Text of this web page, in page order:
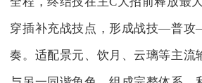
穿插补充战技点，形成战技—普攻
奏。适配景元、饮月、云璃等主流